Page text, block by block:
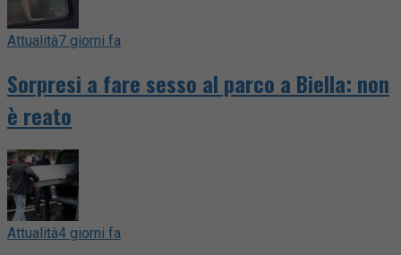
Attualità7 giorni fa
Sorpresi a fare sesso al parco a Biella: non
è reato
Attualità4 giorni fa